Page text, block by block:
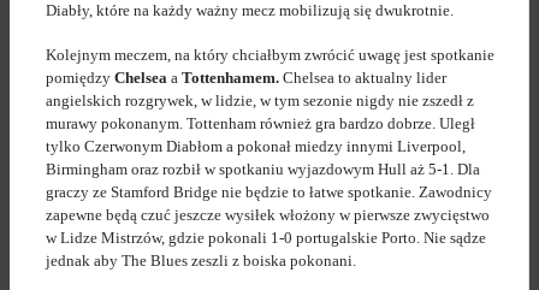
Diabły, które na każdy ważny mecz mobilizują się dwukrotnie.
Kolejnym meczem, na który chciałbym zwrócić uwagę jest spotkanie
pomiędzy Chelsea a Tottenhamem. Chelsea to aktualny lider
angielskich rozgrywek, w lidzie, w tym sezonie nigdy nie zszedł z
murawy pokonanym. Tottenham również gra bardzo dobrze. Uległ
tylko Czerwonym Diabłom a pokonał miedzy innymi Liverpool,
Birmingham oraz rozbił w spotkaniu wyjazdowym Hull aż 5-1. Dla
graczy ze Stamford Bridge nie będzie to łatwe spotkanie. Zawodnicy
zapewne będą czuć jeszcze wysiłek włożony w pierwsze zwycięstwo
w Lidze Mistrzów, gdzie pokonali 1-0 portugalskie Porto. Nie sądze
jednak aby The Blues zeszli z boiska pokonani.